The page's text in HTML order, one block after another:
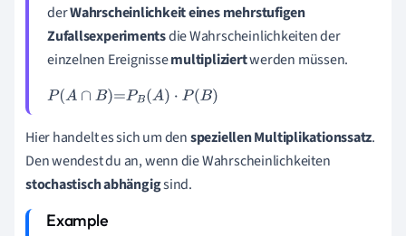
derWahrscheinlichkeit eines mehrstufigen
Zufallsexperimentsdie Wahrscheinlichkeiten der
einzelnen Ereignissemultipliziertwerden müssen.
P(A∩B)= PB(A)·P(B)
Hier handelt es sich um denspeziellen Multiplikationssatz.
Den wendest du an, wenn die Wahrscheinlichkeiten
stochastisch abhängigsind.